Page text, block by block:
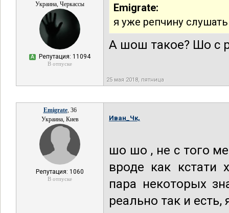
Украина, Черкассы
А Репутация: 11094
В отпуске
Emigrate:
я уже репчину
А шош такое? Шо с
25 мая 2018, пятница
Emigrate, 36
Украина, Киев
Репутация: 1060
В отпуске
Иван_Чк,
шо шо , не с того
вроде как кстати
пара некоторых
реально так и есть,